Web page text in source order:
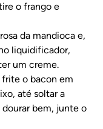
o frango e
da mandioca e,
liquidificador,
um creme.
frite o bacon em
até soltar a
dourar bem, junte o